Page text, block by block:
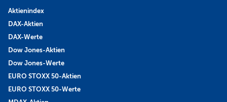
Aktienindex
DAX-Aktien
DAX-Werte
Dow Jones-Aktien
Dow Jones-Werte
EURO STOXX 50-Aktien
EURO STOXX 50-Werte